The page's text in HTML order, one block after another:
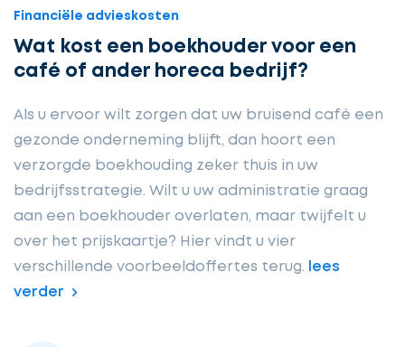
Financiële advieskosten
Wat kost een boekhouder voor een
café of ander horeca bedrijf?
Als u ervoor wilt zorgen dat uw bruisend café een
gezonde onderneming blijft, dan hoort een
verzorgde boekhouding zeker thuis in uw
bedrijfsstrategie. Wilt u uw administratie graag
aan een boekhouder overlaten, maar twijfelt u
over het prijskaartje? Hier vindt u vier
verschillende voorbeeldoffertes terug. lees
verder